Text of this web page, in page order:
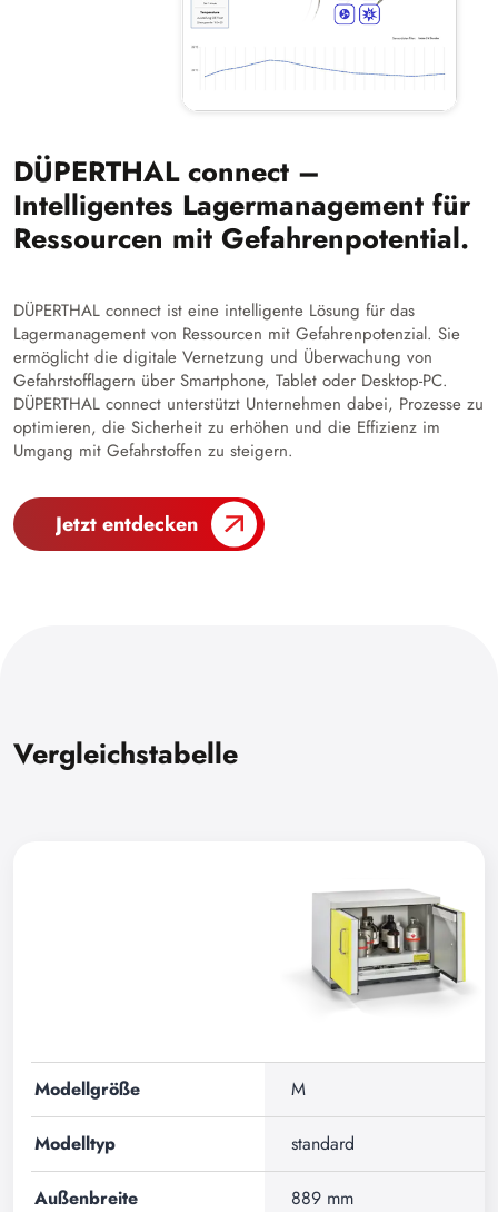
DÜPERTHAL connect –
Intelligentes Lagermanagement für
Ressourcen mit Gefahrenpotential.
DÜPERTHAL connect ist eine intelligente Lösung für das
Lagermanagement von Ressourcen mit Gefahrenpotenzial. Sie
ermöglicht die digitale Vernetzung und Überwachung von
Gefahrstofflagern über Smartphone, Tablet oder Desktop-PC.
DÜPERTHAL connect unterstützt Unternehmen dabei, Prozesse zu
optimieren, die Sicherheit zu erhöhen und die Effizienz im
Umgang mit Gefahrstoffen zu steigern.
Jetzt entdecken
Vergleichstabelle
Modellgröße M
Modelltyp standard
Außenbreite 889 mm